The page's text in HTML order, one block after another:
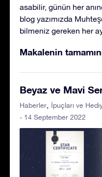
asabilir, günün her
blog yazımızda
bilmeniz gereken her
Makalenin
Beyaz ve Mavi
Haberler İpuçları ve
- 14 September 2022